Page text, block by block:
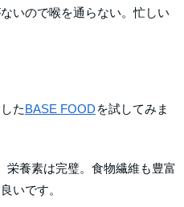
いので喉を通らない。忙しい
たBASE FOOD を試してみま
栄養素は完璧。食物繊維も豊富
いです。